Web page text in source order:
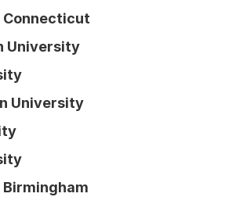
University
University